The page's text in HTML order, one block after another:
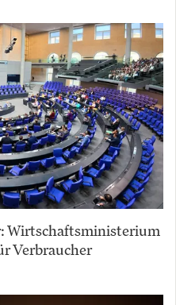
Wirtschaftsministerium
Verbraucher